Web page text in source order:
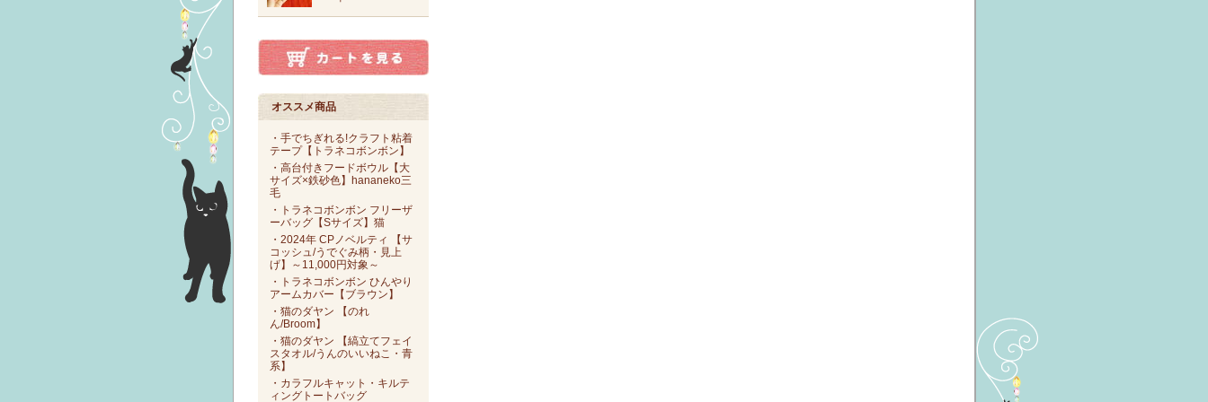
オススメ商品
・手でちぎれる!クラフト粘着
テープ【トラネコボンボン】
・高台付きフードボウル【大
サイズ×鉄砂色】hananeko三
毛
・トラネコボンボン フリーザ
ーバッグ【Sサイズ】猫
・2024年 CPノベルティ 【サ
コッシュ/うでぐみ柄・見上
げ】～11,000円対象～
・トラネコボンボン ひんやり
アームカバー【ブラウン】
・猫のダヤン 【のれ
ん/Broom】
・猫のダヤン 【縞立てフェイ
スタオル/うんのいいねこ・青
系】
・カラフルキャット・キルテ
ィングトートバッグ